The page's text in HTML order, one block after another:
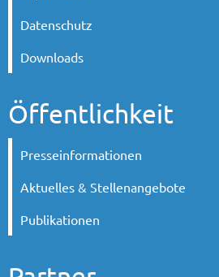
Datenschutz
Downloads
Öffentlichkeit
Presseinformationen
Aktuelles & Stellenangebote
Publikationen